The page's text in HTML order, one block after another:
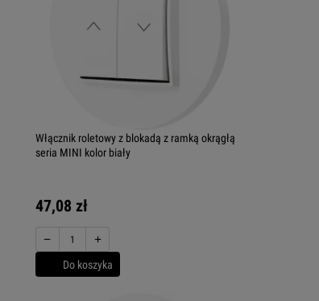
Włącznik roletowy z blokadą z ramką okrągłą
seria MINI kolor biały
47,08 zł
− +
Do koszyka